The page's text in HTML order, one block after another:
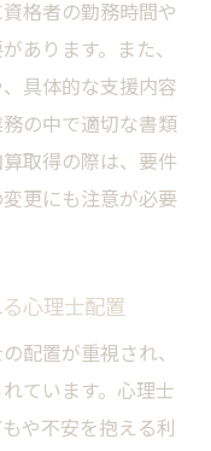
格者の勤務時間や
あります。また、
具体的な支援内容
の中で適切な書類
取得の際は、要件
更にも注意が必要
心理士配置
配置が重視され、
ています。心理士
や不安を抱える利